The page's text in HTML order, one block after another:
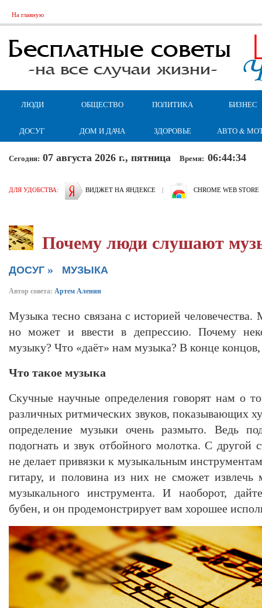
На главную
ЛЮДИ ОБЩЕСТВО ПОЛИТИКА БИЗНЕС
ДОСУГ ДОМ И ДАЧА ЗДОРОВЬЕ АВТО &
Сегодня: 07 августа 2026 г., пятница Время: 06:44:35
ДЛЯ УДОБСТВА: ВИДЖЕТ НА ЯНДЕКСЕ | CHROME WEB STORE
Почему люди слушают
ДОСУГ » МУЗЫКА
Автор совета: Артем Аленин
Музыка тесно связана с историей
но может и ввести в депрессию. Почему
музыку? Что «даёт» нам музыка? В конце
Что такое музыка
Скучные научные определения говорят нам о
различных ритмических звуков, показывающих
определение музыки очень размыто. Ведь
подогнать и звук отбойного молотка. С другой
не делает привязки к музыкальным
гитару, и половина из них не сможет извлечь
музыкального инструмента. И наоборот,
бубен, и он продемонстрирует вам хорошее